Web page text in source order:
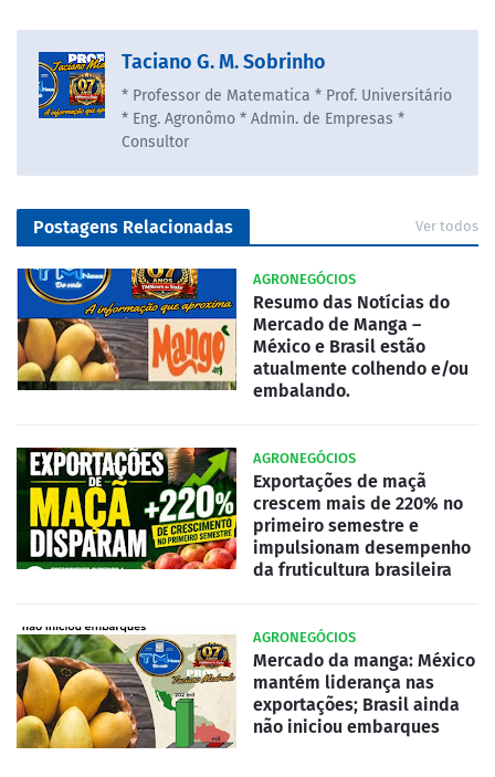
Taciano G. M. Sobrinho
* Professor de Matematica * Prof. Universitário
* Eng. Agronômo * Admin. de Empresas *
Consultor
Postagens Relacionadas Ver todos
AGRONEGÓCIOS
Resumo das Notícias do
Mercado de Manga –
México e Brasil estão
atualmente colhendo e/ou
embalando.
AGRONEGÓCIOS
Exportações de maçã
crescem mais de 220% no
primeiro semestre e
impulsionam desempenho
da fruticultura brasileira
AGRONEGÓCIOS
Mercado da manga: México
mantém liderança nas
exportações; Brasil ainda
não iniciou embarques